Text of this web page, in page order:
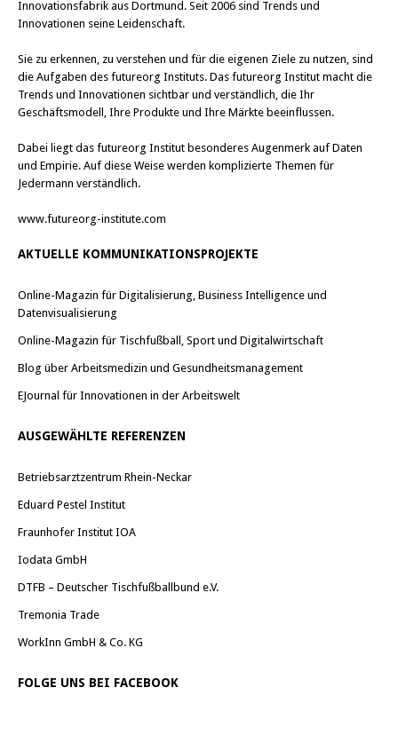
Innovationsfabrik aus Dortmund. Seit 2006 sind Trends und
Innovationen seine Leidenschaft.
Sie zu erkennen, zu verstehen und für die eigenen Ziele zu nutzen, sind
die Aufgaben des futureorg Instituts. Das futureorg Institut macht die
Trends und Innovationen sichtbar und verständlich, die Ihr
Geschäftsmodell, Ihre Produkte und Ihre Märkte beeinflussen.
Dabei liegt das futureorg Institut besonderes Augenmerk auf Daten
und Empirie. Auf diese Weise werden komplizierte Themen für
Jedermann verständlich.
www.futureorg-institute.com
AKTUELLE KOMMUNIKATIONSPROJEKTE
Online-Magazin für Digitalisierung, Business Intelligence und
Datenvisualisierung
Online-Magazin für Tischfußball, Sport und Digitalwirtschaft
Blog über Arbeitsmedizin und Gesundheitsmanagement
EJournal für Innovationen in der Arbeitswelt
AUSGEWÄHLTE REFERENZEN
Betriebsarztzentrum Rhein-Neckar
Eduard Pestel Institut
Fraunhofer Institut IOA
Iodata GmbH
DTFB – Deutscher Tischfußballbund e.V.
Tremonia Trade
WorkInn GmbH & Co. KG
FOLGE UNS BEI FACEBOOK